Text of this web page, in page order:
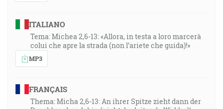
ITALIANO
Tema: Michea 2,6-13: «Allora, in testa a loro marcerà
colui che apre la strada (non l’ariete che guida)!»
MP3
FRANÇAIS
Thema: Micha 2,6-13: An ihrer Spitze zieht dann der